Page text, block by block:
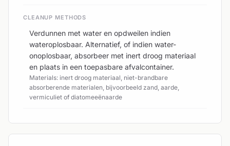
CLEANUP METHODS
Verdunnen met water en opdweilen indien
wateroplosbaar. Alternatief, of indien water-
onoplosbaar, absorbeer met inert droog materiaal
en plaats in een toepasbare afvalcontainer.
Materials: inert droog materiaal, niet-brandbare
absorberende materialen, bijvoorbeeld zand, aarde,
vermiculiet of diatomeeënaarde